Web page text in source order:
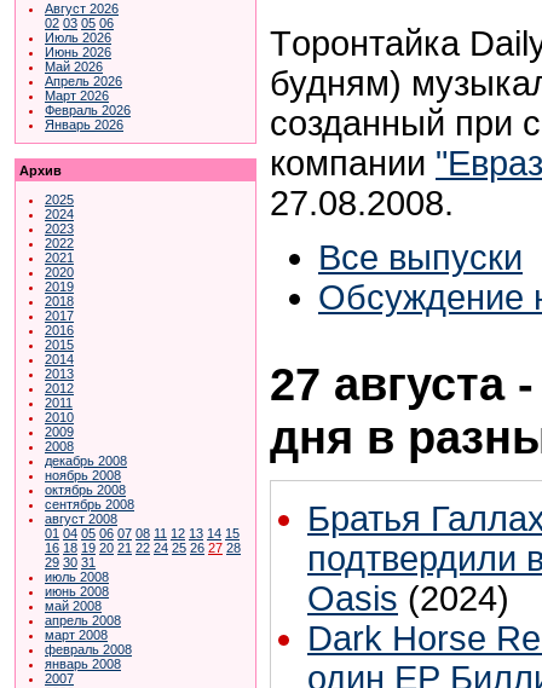
Август 2026
02 03 05 06
Июль 2026
Июнь 2026
Май 2026
Апрель 2026
Март 2026
Февраль 2026
Январь 2026
Архив
2025
2024
2023
2022
2021
2020
2019
2018
2017
2016
2015
2014
2013
2012
2011
2010
2009
2008
декабрь 2008
ноябрь 2008
октябрь 2008
сентябрь 2008
август 2008
01 04 05 06 07 08 11 12 13 14 15
16 18 19 20 21 22 24 25 26 27 28
29 30 31
июль 2008
июнь 2008
май 2008
апрель 2008
март 2008
февраль 2008
январь 2008
2007
Tоронтайка
будням)
созданный при
компании
27.08.2008.
Все выпуски
Обсуждение
27 августа
дня в
Братья
подтвердили
Oasis (2024)
Dark Horse
один ЕР